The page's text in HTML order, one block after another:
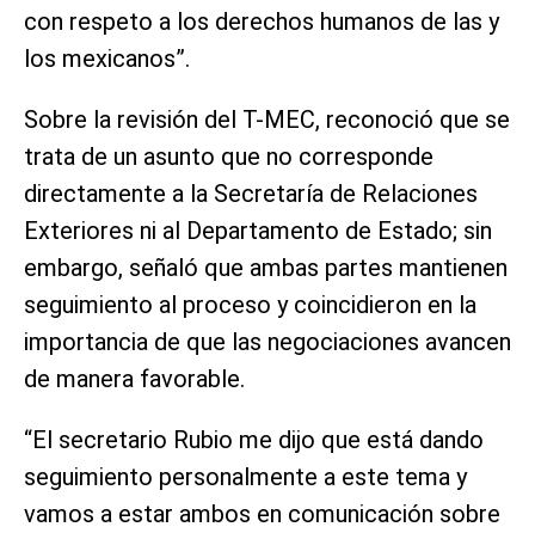
con respeto a los derechos humanos de las y
los mexicanos”.
Sobre la revisión del T-MEC, reconoció que se
trata de un asunto que no corresponde
directamente a la Secretaría de Relaciones
Exteriores ni al Departamento de Estado; sin
embargo, señaló que ambas partes mantienen
seguimiento al proceso y coincidieron en la
importancia de que las negociaciones avancen
de manera favorable.
“El secretario Rubio me dijo que está dando
seguimiento personalmente a este tema y
vamos a estar ambos en comunicación sobre